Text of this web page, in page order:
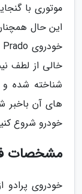
این حال
خالی از لطف
شناخته شده و
های آن باخبر
خودرو شروع
مشخصات
خودروی